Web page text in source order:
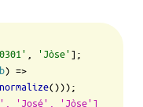
'Jòse'
) =>
normalize
'José', 'Jòse']